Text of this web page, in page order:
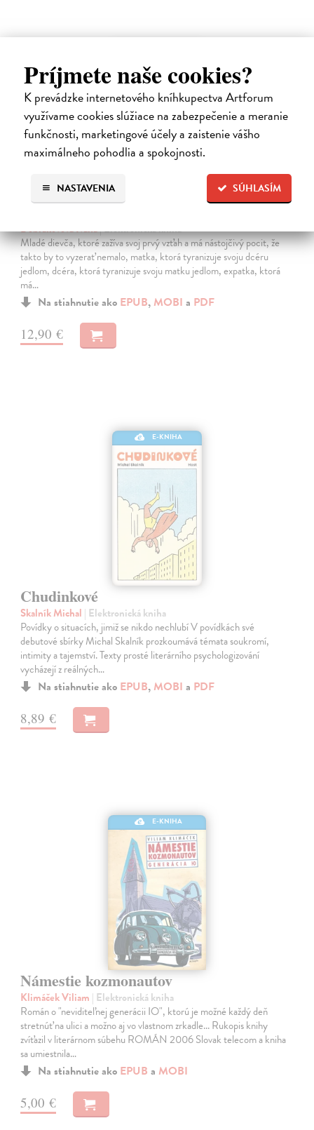
Príjmete naše cookies?
K prevádzke internetového kníhkupectva Artforum
využívame cookies slúžiace na zabezpečenie a meranie
funkčnosti, marketingové účely a zaistenie vášho
maximálneho pohodlia a spokojnosti.
SÚHLASÍM
NASTAVENIA
Iné myšlienky
Dobrakovová Ivana| Elektronická kniha
Mladé dievča, ktoré zažíva svoj prvý vzťah a má nástojčivý pocit, že
takto by to vyzerať nemalo, matka, ktorá tyranizuje svoju dcéru
jedlom, dcéra, ktorá tyranizuje svoju matku jedlom, expatka, ktorá
má…
Na stiahnutie ako EPUB, MOBI a PDF
12,90 €
E-KNIHA
Chudinkové
Skalník Michal | Elektronická kniha
Povídky o situacích, jimiž se nikdo nechlubí V povídkách své
debutové sbírky Michal Skalník prozkoumává témata soukromí,
intimity a tajemství. Texty prosté literárního psychologizování
vycházejí z reálných…
Na stiahnutie ako EPUB, MOBI a PDF
8,89 €
E-KNIHA
Námestie kozmonautov
Klimáček Viliam | Elektronická kniha
Román o "neviditeľnej generácii IO", ktorú je možné každý deň
stretnúť na ulici a možno aj vo vlastnom zrkadle... Rukopis knihy
zvíťazil v literárnom súbehu ROMÁN 2006 Slovak telecom a kniha
sa umiestnila…
Na stiahnutie ako EPUB a MOBI
5,00 €